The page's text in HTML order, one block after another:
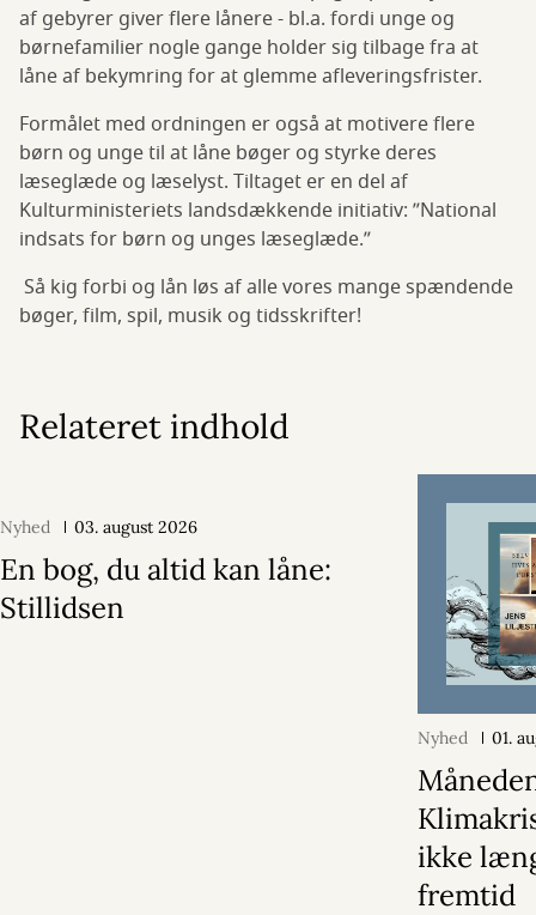
af gebyrer giver flere lånere - bl.a. fordi unge og
børnefamilier nogle gange holder sig tilbage fra at
låne af bekymring for at glemme afleveringsfrister.
Formålet med ordningen er også at motivere flere
børn og unge til at låne bøger og styrke deres
læseglæde og læselyst. Tiltaget er en del af
Kulturministeriets landsdækkende initiativ: ”National
indsats for børn og unges læseglæde.”
Så kig forbi og lån løs af alle vores mange spændende
bøger, film, spil, musik og tidsskrifter!
Relateret indhold
Nyhed 03. august 2026
En bog, du altid kan låne:
Stillidsen
Nyhed 01.
ikke
fremtid